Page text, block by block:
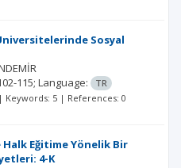
Sosyal
115; Language:
TR
Keywords: 5 | References: 0
Eğitime Yönelik Bir
4-K